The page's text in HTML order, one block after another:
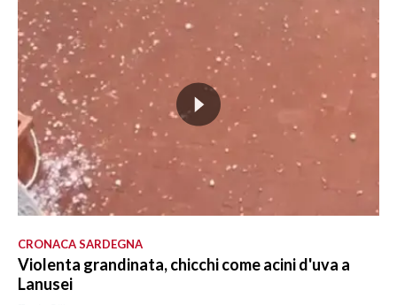
CRONACA SARDEGNA
Violenta grandinata, chicchi come acini d'uva a
Lanusei